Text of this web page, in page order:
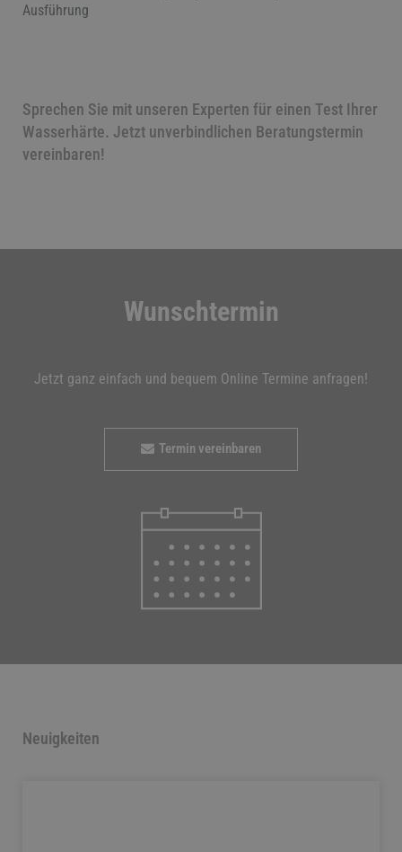
Ausführung
Sprechen Sie mit unseren Experten für einen Test Ihrer
Wasserhärte. Jetzt unverbindlichen Beratungstermin
vereinbaren!
Wunschtermin
Jetzt ganz einfach und bequem Online Termine anfragen!
Termin vereinbaren
Neuigkeiten